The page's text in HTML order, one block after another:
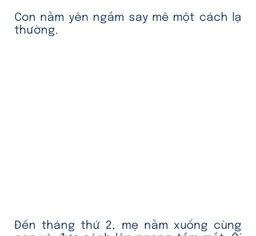
Con nằm yên ngắm say mê một cách lạ
thường.
Đến tháng thứ 2, mẹ nằm xuống cùng